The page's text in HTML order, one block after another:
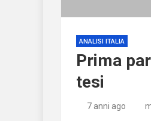
ANALISI ITALIA
Prima
tesi
7 anni ago